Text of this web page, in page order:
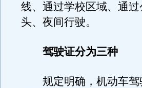
线、通过学校区域、通
头、夜间行驶。
驾驶证分为三种
规定明确，机动车驾